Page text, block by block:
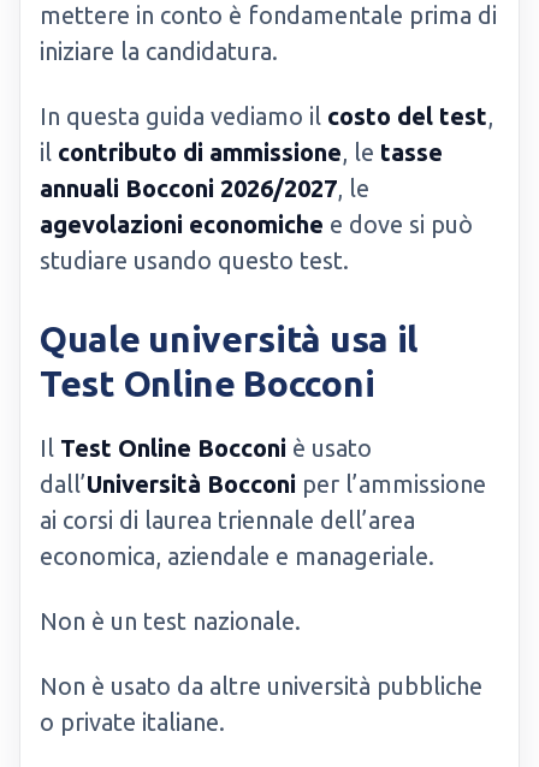
mettere in conto è fondamentale prima di
iniziare la candidatura.
In questa guida vediamo il costo del test,
il contributo di ammissione, le tasse
annuali Bocconi 2026/2027, le
agevolazioni economiche e dove si può
studiare usando questo test.
Quale università usa il
Test Online Bocconi
Il Test Online Bocconi è usato
dall’Università Bocconi per l’ammissione
ai corsi di laurea triennale dell’area
economica, aziendale e manageriale.
Non è un test nazionale.
Non è usato da altre università pubbliche
o private italiane.